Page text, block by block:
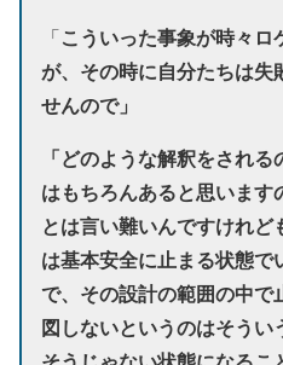
「こういった事象が時々
が、その時に自分たちは失
せんので」
「どのような解釈をされ
はもちろんあると思いま
とは言い難いんですけれ
は基本安全に止まる状態
で、その設計の範囲の中で
図しないというのはそうい